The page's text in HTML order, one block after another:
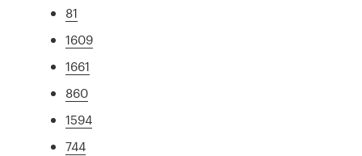
81
1609
1661
860
1594
744